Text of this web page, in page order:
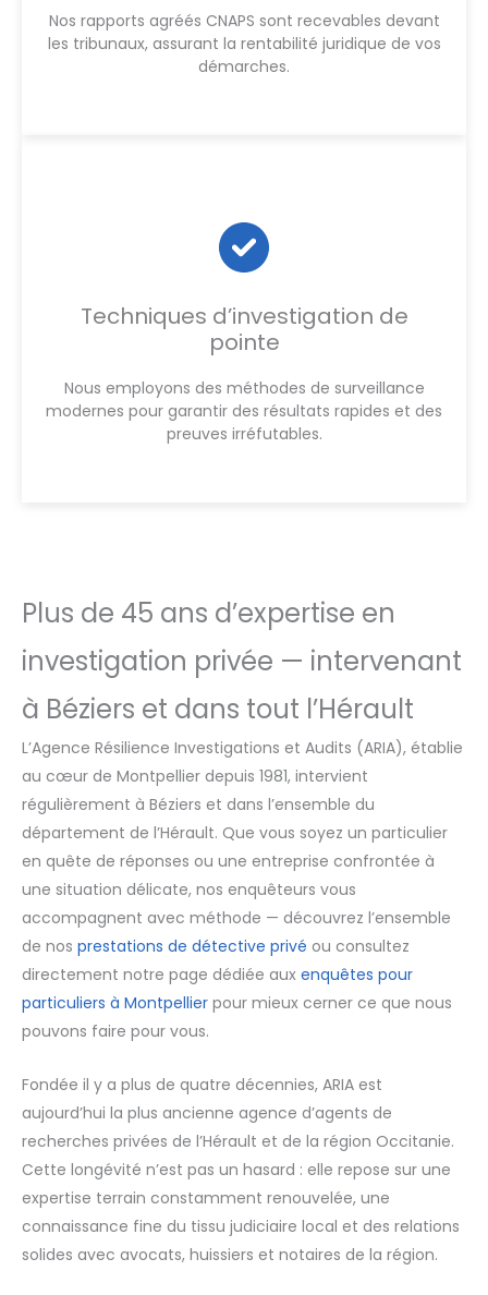
Nos rapports agréés CNAPS sont recevables devant
les tribunaux, assurant la rentabilité juridique de vos
démarches.
Techniques d’investigation de
pointe
Nous employons des méthodes de surveillance
modernes pour garantir des résultats rapides et des
preuves irréfutables.
Plus de 45 ans d’expertise en
investigation privée — intervenant
à Béziers et dans tout l’Hérault
L’Agence Résilience Investigations et Audits (ARIA), établie
au cœur de Montpellier depuis 1981, intervient
régulièrement à Béziers et dans l’ensemble du
département de l’Hérault. Que vous soyez un particulier
en quête de réponses ou une entreprise confrontée à
une situation délicate, nos enquêteurs vous
accompagnent avec méthode — découvrez l’ensemble
de nos prestations de détective privé ou consultez
directement notre page dédiée aux enquêtes pour
particuliers à Montpellier pour mieux cerner ce que nous
pouvons faire pour vous.
Fondée il y a plus de quatre décennies, ARIA est
aujourd’hui la plus ancienne agence d’agents de
recherches privées de l’Hérault et de la région Occitanie.
Cette longévité n’est pas un hasard : elle repose sur une
expertise terrain constamment renouvelée, une
connaissance fine du tissu judiciaire local et des relations
solides avec avocats, huissiers et notaires de la région.